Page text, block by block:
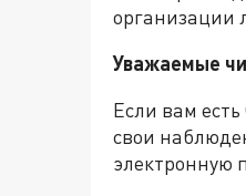
организации
Уважаемые
Если вам
свои
электронную